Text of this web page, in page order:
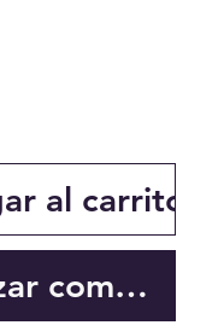
al carrito
compra